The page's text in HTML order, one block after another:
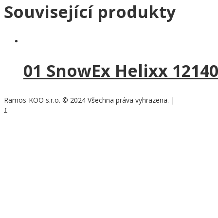
Související produkty
01 SnowEx Helixx
Ramos-KOO s.r.o. © 2024 Všechna práva vyhrazena. |
↑